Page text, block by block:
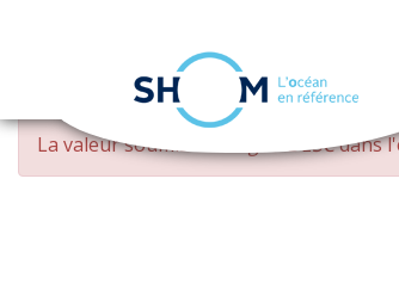
Aller
contenu
MESSAGE
D'ERREUR
La valeur soumise changed DESCdans